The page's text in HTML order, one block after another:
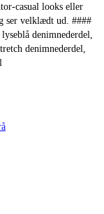
casual looks eller
ser velklædt ud. ####
denimnederdel,
denimnederdel,